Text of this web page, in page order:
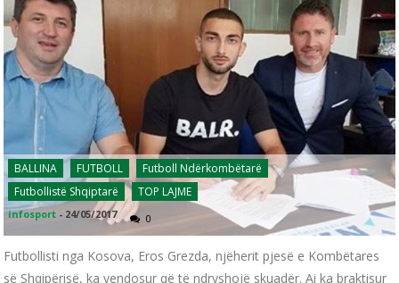
BALLINA FUTBOLL
Futboll Ndërkombëtarë
Futbollistë Shqiptarë
TOP LAJME
infosport - 24/05/2017 0
Futbollisti nga Kosova, Eros Grezda, njëherit pjesë e Kombëtares
së Shqipërisë, ka vendosur që të ndryshojë skuadër. Ai ka braktisur